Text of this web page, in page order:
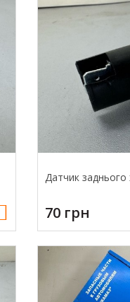
Датчик
70 грн